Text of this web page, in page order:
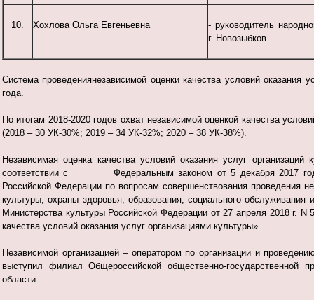
10. Хохлова Ольга Евгеньевна
- руководитель
г. Новозыбков
Система проведениянезависимой оценки качества условий оказания
года.
По итогам 2018-2020 годов охват независимой оценкой качества
(2018 – 30 УК-30%; 2019 – 34 УК-32%; 2020 – 38 УК-38%).
Независимая оценка качества условий оказания услуг
соответствии с Федеральным законом от 5 декабря 2017
Российской Федерации по вопросам совершенствования проведения
культуры, охраны здоровья, образования, социального
Министерства культуры Российской Федерации от 27 апреля 2018 г.
качества условий оказания услуг организациями культуры».
Независимой организацией – оператором по организации и
выступил филиал Общероссийской общественно-государственной
области.